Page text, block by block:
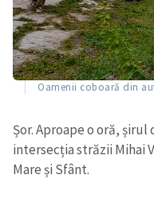
Oamenii coboară din
Șor. Aproape o oră,
intersecția străzii Mihai
Mare și Sfânt.